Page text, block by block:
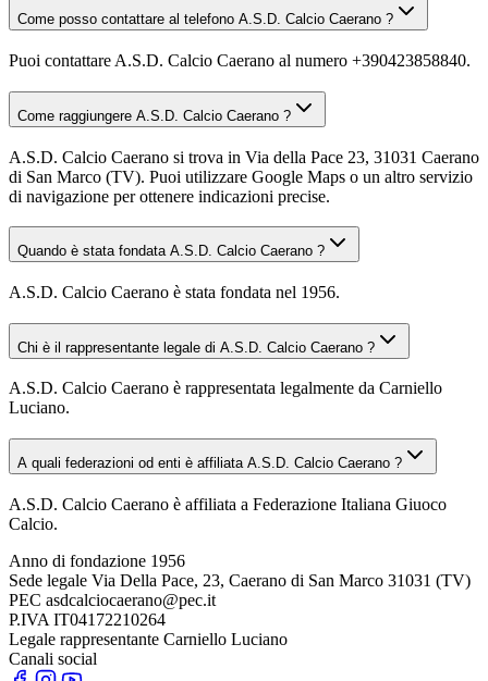
Come posso contattare al telefono A.S.D. Calcio Caerano ?
Puoi contattare A.S.D. Calcio Caerano al numero +390423858840.
Come raggiungere A.S.D. Calcio Caerano ?
A.S.D. Calcio Caerano si trova in Via della Pace 23, 31031 Caerano
di San Marco (TV). Puoi utilizzare Google Maps o un altro servizio
di navigazione per ottenere indicazioni precise.
Quando è stata fondata A.S.D. Calcio Caerano ?
A.S.D. Calcio Caerano è stata fondata nel 1956.
Chi è il rappresentante legale di A.S.D. Calcio Caerano ?
A.S.D. Calcio Caerano è rappresentata legalmente da Carniello
Luciano.
A quali federazioni od enti è affiliata A.S.D. Calcio Caerano ?
A.S.D. Calcio Caerano è affiliata a Federazione Italiana Giuoco
Calcio.
Anno di fondazione 1956
Sede legale Via Della Pace, 23, Caerano di San Marco 31031 (TV)
PEC asdcalciocaerano@pec.it
P.IVA IT04172210264
Legale rappresentante Carniello Luciano
Canali social